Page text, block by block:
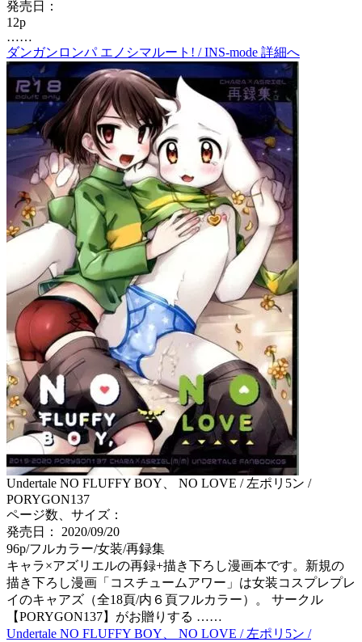
発売日：
12p
……
ダンガンロンパ エノシマルート! / INS‐mode 詳細へ
Undertale NO FLUFFY BOY、 NO LOVE / 左ポリ5ン /
PORYGON137
ページ数、サイズ：
発売日： 2020/09/20
96p/フルカラー/女装/再録集
キャラ×アズリエルの再録+描き下ろし漫画本です。新規の
描き下ろし漫画「コスチュームアワー」は女装コスプレプレ
イのキャアズ（全18頁/内６頁フルカラー）。 サークル
【PORYGON137】がお贈りする ……
Undertale NO FLUFFY BOY、 NO LOVE / 左ポリ5ン /